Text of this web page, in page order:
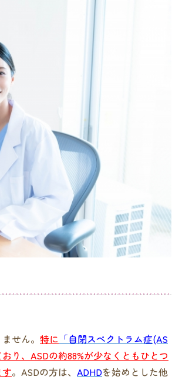
せん。 特に 「自閉スペクトラム症(AS
り、ASDの約88%が少なくともひとつ
。ASDの方は、 ADHDを始めとした他